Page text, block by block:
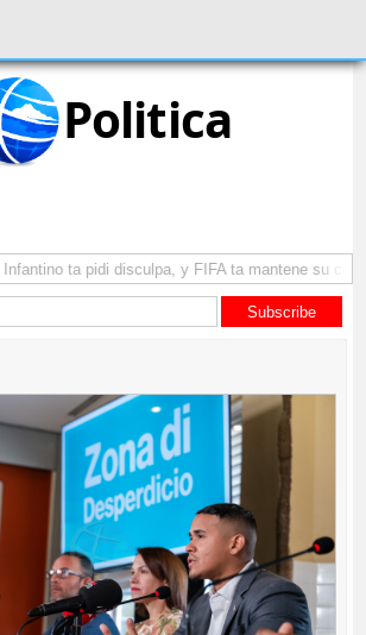
Politica
Infantino ta pidi disculpa, y FIFA ta mantene su como
Subscribe